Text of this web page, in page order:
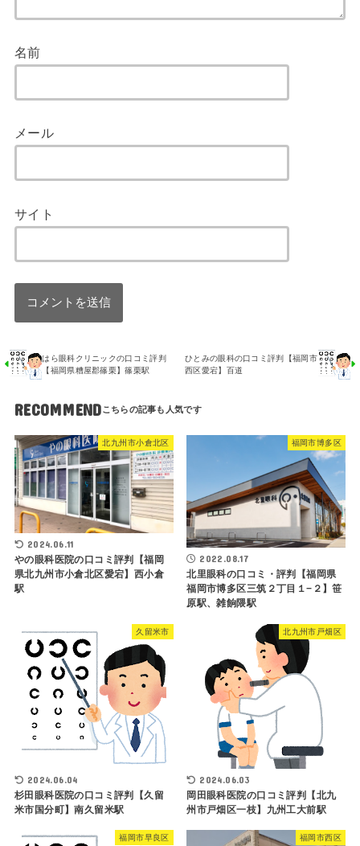
名前
メール
サイト
はら眼科クリニックの口コミ評判
【福岡県糟屋郡篠栗】篠栗駅
ひとみの眼科の口コミ評判【福岡市
西区愛宕】百道
RECOMMEND
北九州市小倉北区
2024.06.11
やの眼科医院の口コミ評判【福岡
県北九州市小倉北区愛宕】西小倉
駅
福岡市博多区
2022.08.17
北里眼科の口コミ・評判【福岡県
福岡市博多区三筑２丁目１−２】笹
原駅、雑餉隈駅
久留米市
2024.06.04
杉田眼科医院の口コミ評判【久留
米市国分町】南久留米駅
北九州市戸畑区
2024.06.03
岡田眼科医院の口コミ評判【北九
州市戸畑区一枝】九州工大前駅
福岡市早良区 福岡市西区